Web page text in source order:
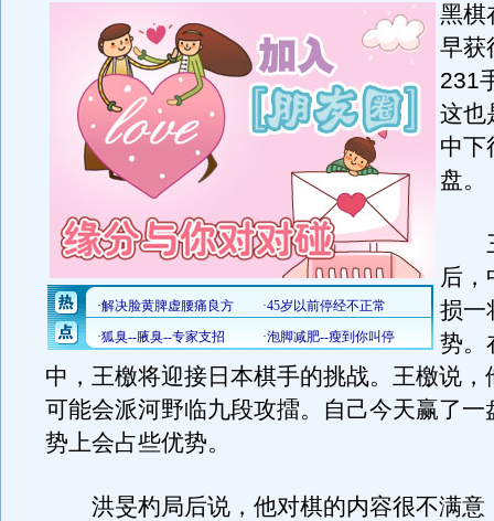
黑棋
早获
231
这也
中下
盘。
三
后，
损一
势。
中，王檄将迎接日本棋手的挑战。王檄说，
可能会派河野临九段攻擂。自己今天赢了一
势上会占些优势。
洪旻杓局后说，他对棋的内容很不满意